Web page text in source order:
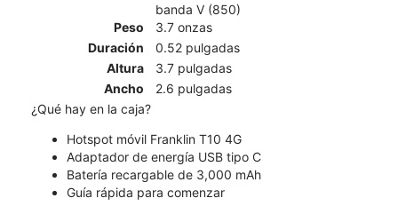
banda V (850)
Peso
3.7 onzas
Duración
0.52 pulgadas
Altura
3.7 pulgadas
Ancho
2.6 pulgadas
¿Qué hay en la caja?
Hotspot móvil Franklin T10 4G
Adaptador de energía USB tipo C
Batería recargable de 3,000 mAh
Guía rápida para comenzar